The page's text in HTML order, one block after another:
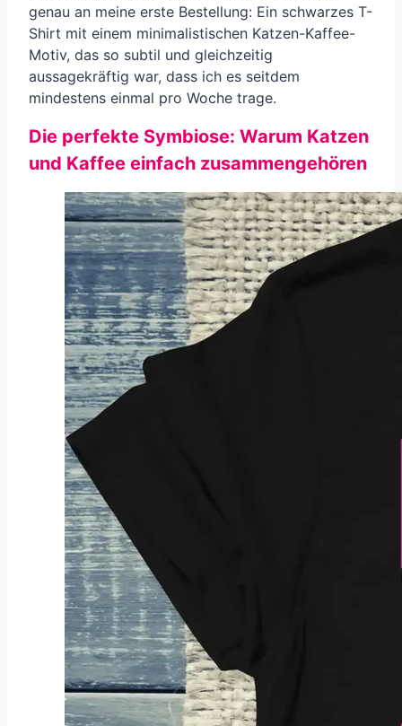
genau an meine erste Bestellung: Ein schwarzes T-
Shirt mit einem minimalistischen Katzen-Kaffee-
Motiv, das so subtil und gleichzeitig
aussagekräftig war, dass ich es seitdem
mindestens einmal pro Woche trage.
Die perfekte Symbiose: Warum Katzen
und Kaffee einfach zusammengehören